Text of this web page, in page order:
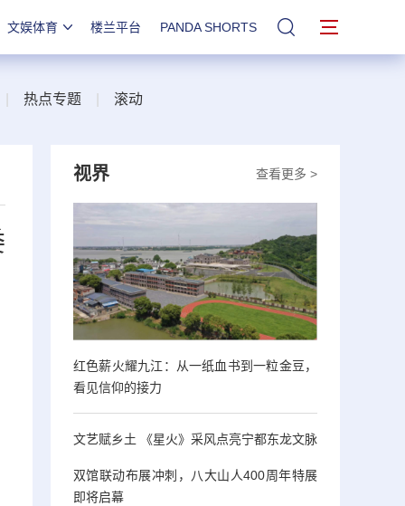
文娱体育 楼兰平台 PANDA SHORTS 站内搜索
热点专题 滚动
查看更多 >
视界
红色薪火耀九江：从一纸血书到一粒金豆，
看见信仰的接力
文艺赋乡土 《星火》采风点亮宁都东龙文脉
双馆联动布展冲刺，八大山人400周年特展
即将启幕